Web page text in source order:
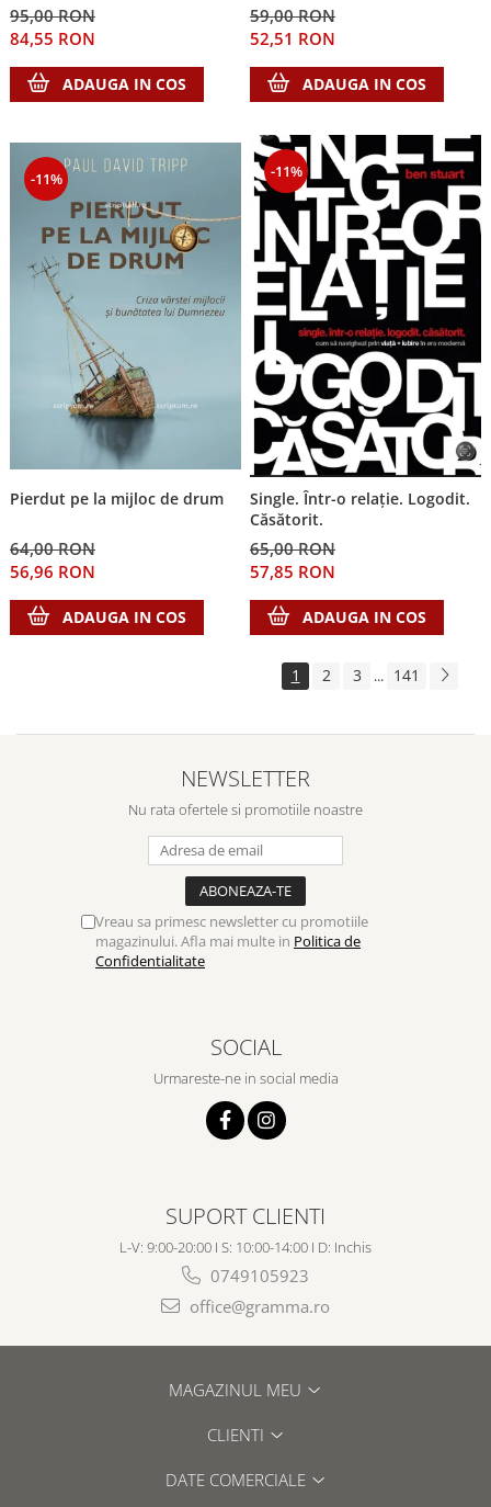
95,00 RON
84,55 RON
ADAUGA IN COS
59,00 RON
52,51 RON
ADAUGA IN COS
-11%
Pierdut pe la mijloc de drum
64,00 RON
56,96 RON
ADAUGA IN COS
-11%
Single. Într-o relație. Logodit.
Căsătorit.
65,00 RON
57,85 RON
ADAUGA IN COS
1 2 3 ... 141
NEWSLETTER
Nu rata ofertele si promotiile noastre
Vreau sa primesc newsletter cu promotiile
magazinului. Afla mai multe in Politica de
Confidentialitate
SOCIAL
Urmareste-ne in social media
SUPORT CLIENTI
L-V: 9:00-20:00 I S: 10:00-14:00 I D: Inchis
0749105923
office@gramma.ro
MAGAZINUL MEU
CLIENTI
DATE COMERCIALE